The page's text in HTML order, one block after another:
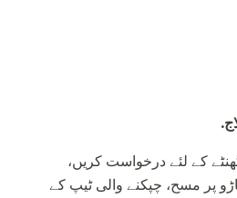
پھینکنے کے لئے 3 گھنٹے کے لئے درخواست کریں،
پر مسح، چپکنے والی ٹیپ کے